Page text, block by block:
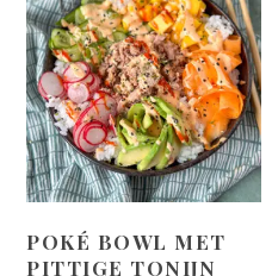
POKÉ BOWL MET
PITTIGE TONIJN